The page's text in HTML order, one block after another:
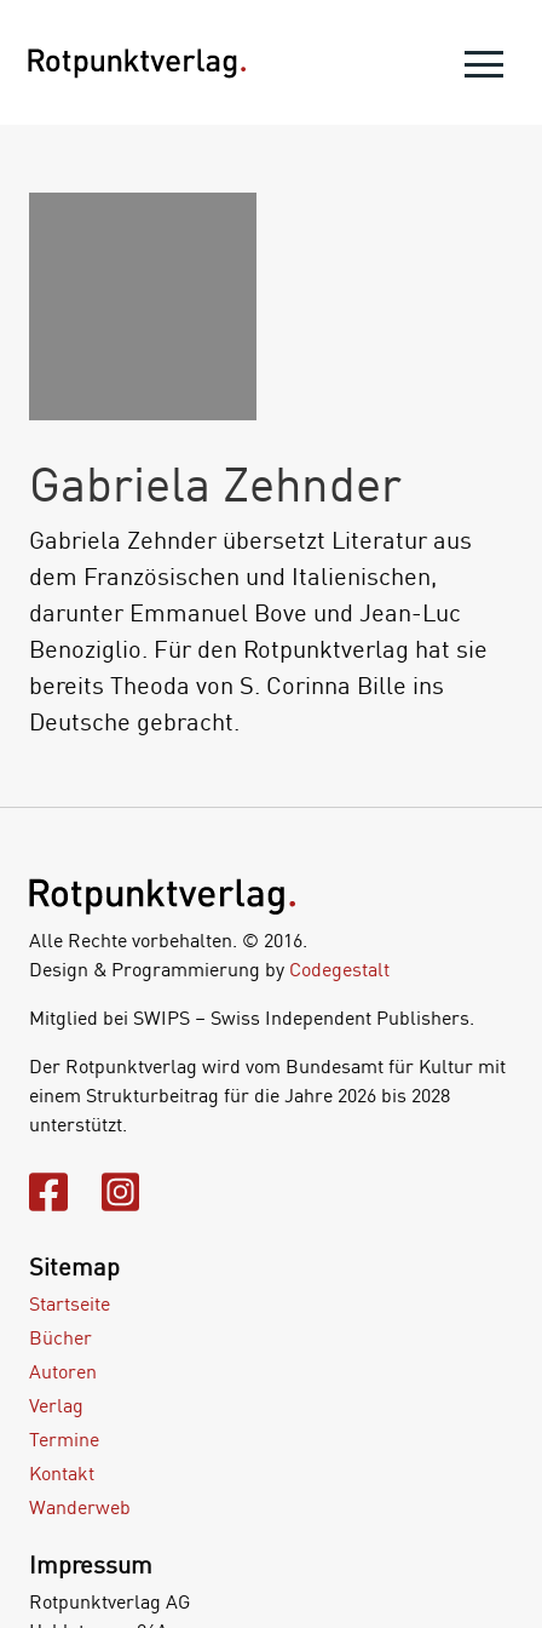
Gabriela Zehnder
Gabriela Zehnder übersetzt Literatur aus
dem Französischen und Italienischen,
darunter Emmanuel Bove und Jean-Luc
Benoziglio. Für den Rotpunktverlag hat sie
bereits Theoda von S. Corinna Bille ins
Deutsche gebracht.
Alle Rechte vorbehalten. © 2016.
Design & Programmierung by Codegestalt
Mitglied bei SWIPS – Swiss Independent Publishers.
Der Rotpunktverlag wird vom Bundesamt für Kultur mit
einem Strukturbeitrag für die Jahre 2026 bis 2028
unterstützt.
Sitemap
Startseite
Bücher
Autoren
Verlag
Termine
Kontakt
Wanderweb
Impressum
Rotpunktverlag AG